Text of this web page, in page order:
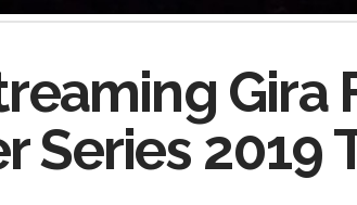
Gira
Series 2019